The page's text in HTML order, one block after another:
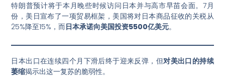
特朗普预计将于本月晚些时候访问日本并与高市早苗会面。7月
份，美日宣布了一项贸易框架，美国将对日本商品征收的关税从
25%降至15%，而日本承诺向美国投资5500亿美元。
日本出口在连续四个月下滑后终于迎来反弹，但对美出口的持续
萎缩揭示出这一复苏的脆弱性。